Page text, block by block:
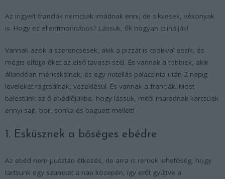
Az irigyelt franciák nemcsak imádnak enni, de sikkesek, vékonyak
is. Hogy ez ellentmondásos? Lássuk, ők hogyan csinálják!
Vannak azok a szerencsések, akik a pizzát is csokival eszik, és
mégis elfújja őket az első tavaszi szél. És vannak a többiek, akik
állandóan méricskélnek, és egy nutellás palacsinta után 2 napig
leveleket rágcsálnak, vezeklésül. És vannak a franciák. Most
belestünk az ő ebédlőjükbe, hogy lássuk, mitől maradnak karcsúak
ennyi sajt, bor, sonka és baguett mellett!
1. Esküsznek a bőséges ebédre
Az ebéd nem pusztán étkezés, de arra is remek lehetőség, hogy
tartsunk egy szünetet a nap közepén, így erőt gyűjtve a